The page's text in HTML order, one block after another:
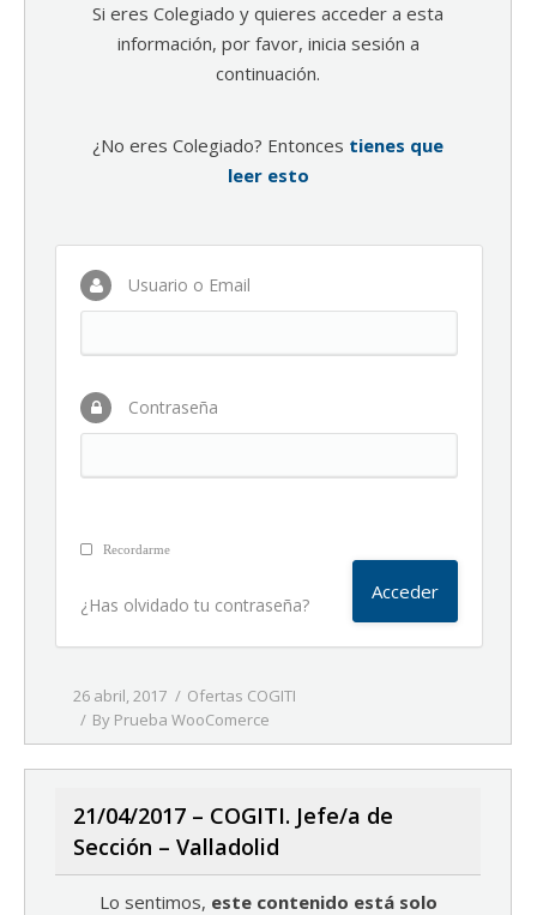
Si eres Colegiado y quieres acceder a esta
información, por favor, inicia sesión a
continuación.
¿No eres Colegiado? Entonces tienes que
leer esto
Usuario o Email
Contraseña
Recordarme
¿Has olvidado tu contraseña?
26 abril, 2017
Ofertas COGITI
By Prueba WooComerce
21/04/2017 – COGITI. Jefe/a de
Sección – Valladolid
Lo sentimos, este contenido está solo